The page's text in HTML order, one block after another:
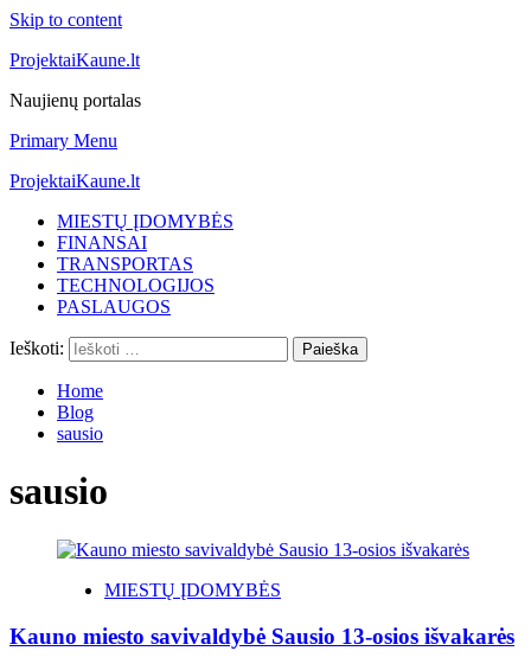
Skip to content
ProjektaiKaune.lt
Naujienų portalas
Primary Menu
ProjektaiKaune.lt
MIESTŲ ĮDOMYBĖS
FINANSAI
TRANSPORTAS
TECHNOLOGIJOS
PASLAUGOS
Ieškoti:
Home
Blog
sausio
sausio
MIESTŲ ĮDOMYBĖS
Kauno miesto savivaldybė Sausio 13-osios išvakarės